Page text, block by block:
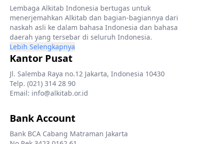
Lembaga Alkitab Indonesia bertugas untuk
menerjemahkan Alkitab dan bagian-bagiannya dari
naskah asli ke dalam bahasa Indonesia dan bahasa
daerah yang tersebar di seluruh Indonesia.
Lebih Selengkapnya
Kantor Pusat
Jl. Salemba Raya no.12 Jakarta, Indonesia 10430
Telp. (021) 314 28 90
Email: info@alkitab.or.id
Bank Account
Bank BCA Cabang Matraman Jakarta